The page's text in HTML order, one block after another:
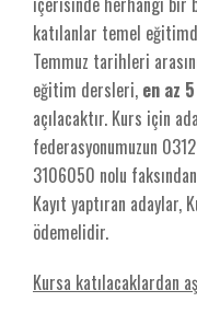
katılanlar temel
Temmuz tarihleri
eğitim dersleri, en az
açılacaktır. Kurs için
federasyonumuzun
3106050 nolu
Kayıt yaptıran adaylar,
ödemelidir.
Kursa katılacaklardan